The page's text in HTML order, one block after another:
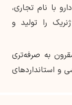
با نام تجاری،
را تولید و
به صرفه‌تری
و استانداردهای